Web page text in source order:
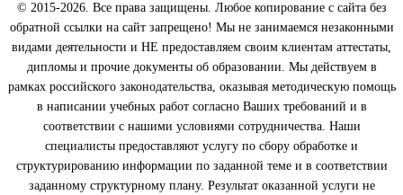
© 2015-2026. Все права защищены. Любое копирование с сайта без
обратной ссылки на сайт запрещено! Мы не занимаемся незаконными
видами деятельности и НЕ предоставляем своим клиентам аттестаты,
дипломы и прочие документы об образовании. Мы действуем в
рамках российского законодательства, оказывая методическую помощь
в написании учебных работ согласно Ваших требований и в
соответствии с нашими условиями сотрудничества. Наши
специалисты предоставляют услугу по сбору обработке и
структурированию информации по заданной теме и в соответствии
заданному структурному плану. Результат оказанной услуги не